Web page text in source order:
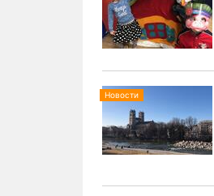
Новости